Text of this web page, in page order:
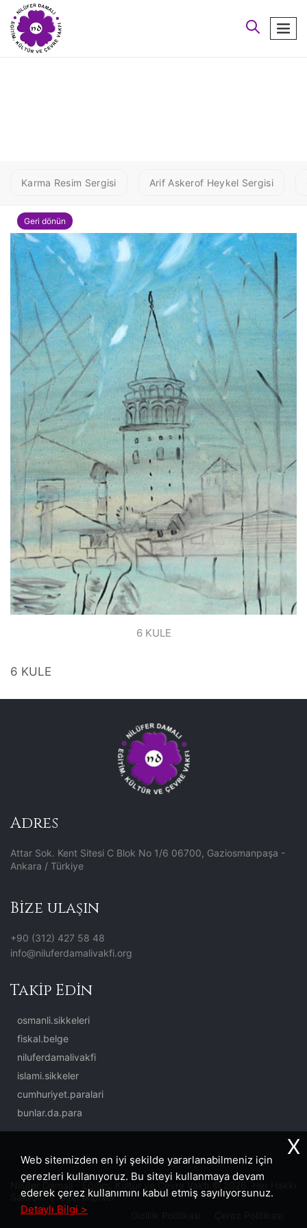
arayın
Karma Resim Sergisi Arif Askerof Heykel Sergisi
Geri dönün
6 KULE
6 KULE
Adres
Attar Sok. Kent Sitesi C Blok No 1/6 06700, Gaziosmanpaşa -
Ankara / Türkiye
Bize ulaşın
+90 (312) 427 58 48
info@niluferdamalivakfi.org
Takip Edin
osmanli.sikkeleri
fiskal.belge
niluferdamalivakfi
islami.sikkeler
cumhuriyet.paralari
bunlar.da.para
Nilüfer Damalı - Eğitim, Kültür ve Çevre Vakfı © 2026. Her Hakkı
Saklıdır. | Site:İkipixel
Web sitemizden en iyi şekilde yararlanabilmeniz için
çerezleri kullanıyoruz. Bu siteyi kullanmaya devam
ederek çerez kullanımını kabul etmiş sayılıyorsunuz.
Detaylı Bilgi >
X